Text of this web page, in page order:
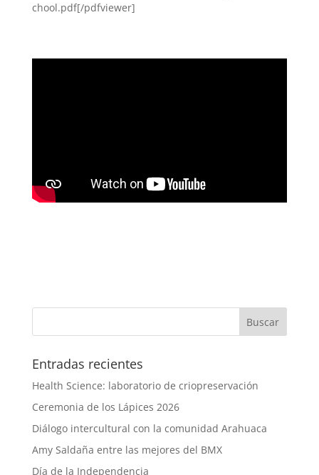
chool.pdf[/pdfviewer]
Entradas recientes
Health Science: laboratorio de criopreservación
Ceremonia de los Lápices 2026
Diálogo intercultural con la comunidad Arahuaca
Amy Saldaña entre las mejores del BMX
Día de la Independencia